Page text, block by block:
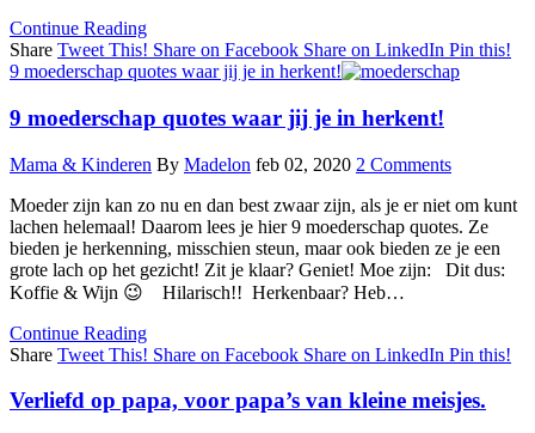
Continue Reading
Share Tweet This! Share on Facebook Share on LinkedIn Pin this!
9 moederschap quotes waar jij je in herkent!
9 moederschap quotes waar jij je in herkent!
Mama & Kinderen By Madelon feb 02, 2020 2 Comments
Moeder zijn kan zo nu en dan best zwaar zijn, als je er niet om kunt
lachen helemaal! Daarom lees je hier 9 moederschap quotes. Ze
bieden je herkenning, misschien steun, maar ook bieden ze je een
grote lach op het gezicht! Zit je klaar? Geniet! Moe zijn: Dit dus:
Koffie & Wijn 😉 Hilarisch!! Herkenbaar? Heb…
Continue Reading
Share Tweet This! Share on Facebook Share on LinkedIn Pin this!
Verliefd op papa, voor papa’s van kleine meisjes.